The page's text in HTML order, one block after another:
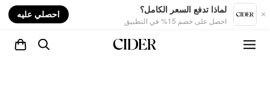
لماذا تدفع السعر الكامل؟
احصل على خصم 15% في التطبيق
احصلي عليه